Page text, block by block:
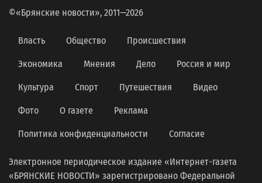
©«Брянские новости», 2011—2026
Власть Общество Происшествия
Экономика Мнения Дело Россия и мир
Культура Спорт Путешествия Видео
Фото О газете Реклама
Политика конфиденциальности Согласие
Электронное периодическое издание «Интернет-газета
«БРЯНСКИЕ НОВОСТИ» зарегистрировано Федеральной